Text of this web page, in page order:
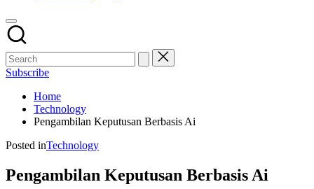
Subscribe
Home
Technology
Pengambilan Keputusan Berbasis Ai
Posted inTechnology
Pengambilan Keputusan Berbasis Ai